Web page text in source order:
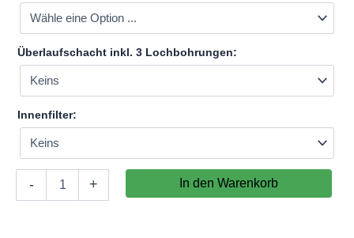
Überlaufschacht inkl. 3 Lochbohrungen:
Innenfilter:
-
120x80x70cm
+ In den Warenkorb